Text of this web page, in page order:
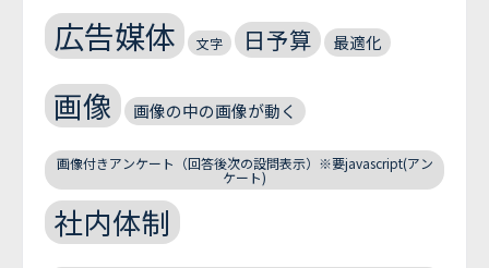
広告媒体 文字 日予算 最適化
画像 画像の中の画像が動く
画像付きアンケート（回答後次の設問表示）※要javascript(アン
ケート)
社内体制